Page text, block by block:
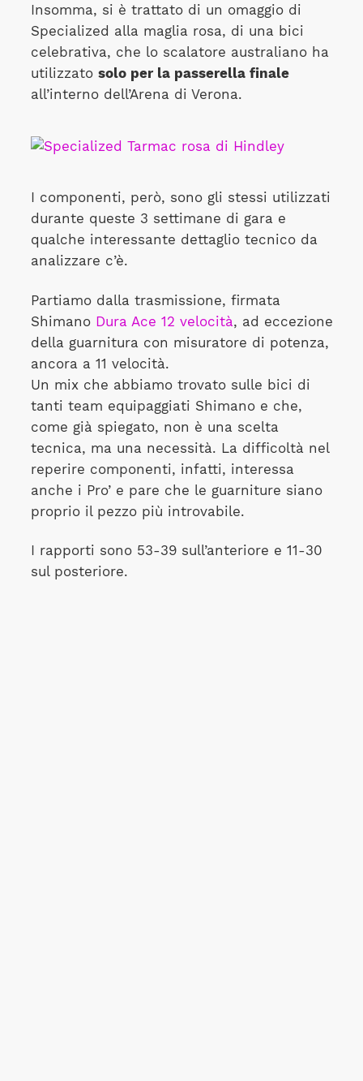
Insomma, si è trattato di un omaggio di
Specialized alla maglia rosa, di una bici
celebrativa, che lo scalatore australiano ha
utilizzato solo per la passerella finale
all’interno dell’Arena di Verona.
I componenti, però, sono gli stessi utilizzati
durante queste 3 settimane di gara e
qualche interessante dettaglio tecnico da
analizzare c’è.
Partiamo dalla trasmissione, firmata
Shimano Dura Ace 12 velocità, ad eccezione
della guarnitura con misuratore di potenza,
ancora a 11 velocità.
Un mix che abbiamo trovato sulle bici di
tanti team equipaggiati Shimano e che,
come già spiegato, non è una scelta
tecnica, ma una necessità. La difficoltà nel
reperire componenti, infatti, interessa
anche i Pro’ e pare che le guarniture siano
proprio il pezzo più introvabile.
I rapporti sono 53-39 sull’anteriore e 11-30
sul posteriore.